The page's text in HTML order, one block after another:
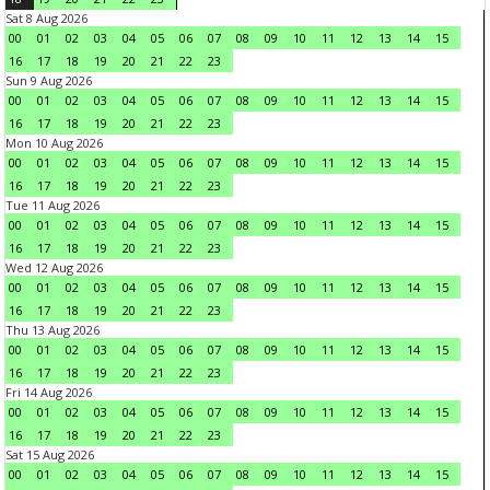
Sat 8 Aug 2026
00
01 02 03 04 05 06 07 08 09 10 11 12 13 14
15
16
17 18 19 20 21 22
23
Sun 9 Aug 2026
00
01 02 03 04 05 06 07 08 09 10 11 12 13 14
15
16
17 18 19 20 21 22
23
Mon 10 Aug 2026
00
01 02 03 04 05 06 07 08 09 10 11 12 13 14
15
16
17 18 19 20 21 22
23
Tue 11 Aug 2026
00
01 02 03 04 05 06 07 08 09 10 11 12 13 14
15
16
17 18 19 20 21 22
23
Wed 12 Aug 2026
00
01 02 03 04 05 06 07 08 09 10 11 12 13 14
15
16
17 18 19 20 21 22
23
Thu 13 Aug 2026
00
01 02 03 04 05 06 07 08 09 10 11 12 13 14
15
16
17 18 19 20 21 22
23
Fri 14 Aug 2026
00
01 02 03 04 05 06 07 08 09 10 11 12 13 14
15
16
17 18 19 20 21 22
23
Sat 15 Aug 2026
00
01 02 03 04 05 06 07 08 09 10 11 12 13 14
15